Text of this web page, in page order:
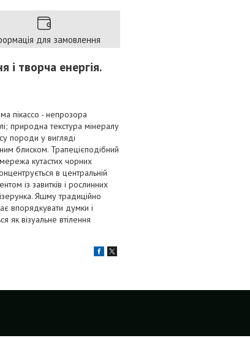
для замовлення
і творча енергія.
пікассо - непрозора
природна текстура мінералу
породи у вигляді
блиском. Трапецієподібний
кутастих чорних
в центральній
із завитків і рослинних
Яшму традиційно
впорядкувати думки і
як візуальне втілення